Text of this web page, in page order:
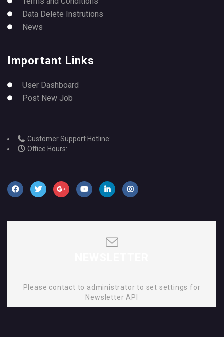
Data Delete Instrutions
News
Important Links
User Dashboard
Post New Job
Customer Support Hotline:
Office Hours:
Please contact to administrator to set settings for
Newsletter API